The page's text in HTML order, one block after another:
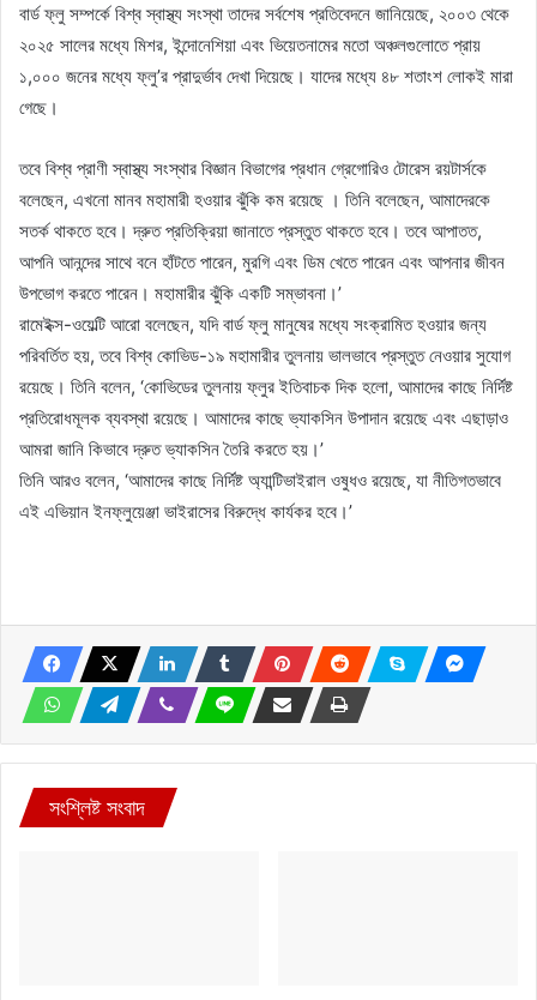
বার্ড ফ্লু সম্পর্কে বিশ্ব স্বাস্থ্য সংস্থা তাদের সর্বশেষ প্রতিবেদনে জানিয়েছে, ২০০৩ থেকে
২০২৫ সালের মধ্যে মিশর, ইন্দোনেশিয়া এবং ভিয়েতনামের মতো অঞ্চলগুলোতে প্রায়
১,০০০ জনের মধ্যে ফ্লু’র প্রাদুর্ভাব দেখা দিয়েছে। যাদের মধ্যে ৪৮ শতাংশ লোকই মারা
গেছে।
তবে বিশ্ব প্রাণী স্বাস্থ্য সংস্থার বিজ্ঞান বিভাগের প্রধান গ্রেগোরিও টোরেস রয়টার্সকে
বলেছেন, এখনো মানব মহামারী হওয়ার ঝুঁকি কম রয়েছে । তিনি বলেছেন, আমাদেরকে
সতর্ক থাকতে হবে। দ্রুত প্রতিক্রিয়া জানাতে প্রস্তুত থাকতে হবে। তবে আপাতত,
আপনি আনন্দের সাথে বনে হাঁটতে পারেন, মুরগি এবং ডিম খেতে পারেন এবং আপনার জীবন
উপভোগ করতে পারেন। মহামারীর ঝুঁকি একটি সম্ভাবনা।’
রামেইক্স-ওয়েল্টি আরো বলেছেন, যদি বার্ড ফ্লু মানুষের মধ্যে সংক্রামিত হওয়ার জন্য
পরিবর্তিত হয়, তবে বিশ্ব কোভিড-১৯ মহামারীর তুলনায় ভালভাবে প্রস্তুত নেওয়ার সুযোগ
রয়েছে। তিনি বলেন, ‘কোভিডের তুলনায় ফ্লুর ইতিবাচক দিক হলো, আমাদের কাছে নির্দিষ্ট
প্রতিরোধমূলক ব্যবস্থা রয়েছে। আমাদের কাছে ভ্যাকসিন উপাদান রয়েছে এবং এছাড়াও
আমরা জানি কিভাবে দ্রুত ভ্যাকসিন তৈরি করতে হয়।’
তিনি আরও বলেন, ‘আমাদের কাছে নির্দিষ্ট অ্যান্টিভাইরাল ওষুধও রয়েছে, যা নীতিগতভাবে
এই এভিয়ান ইনফ্লুয়েঞ্জা ভাইরাসের বিরুদ্ধে কার্যকর হবে।’
সংশ্লিষ্ট সংবাদ